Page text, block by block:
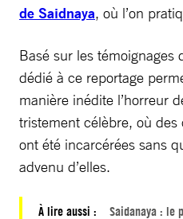
de Saidnaya, où l’on
Basé sur les témoignages
dédié à ce reportage
manière inédite l’horreur
tristement célèbre, où
ont été incarcérées sans
advenu d’elles.
À lire aussi :
Saidanaya : le